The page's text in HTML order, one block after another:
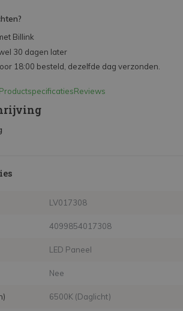
Billink
30 dagen later
18:00 besteld, dezelfde dag verzonden.
ProductspecificatiesReviews
LV017308
4099854017308
LED Paneel
Nee
6500K (Daglicht)